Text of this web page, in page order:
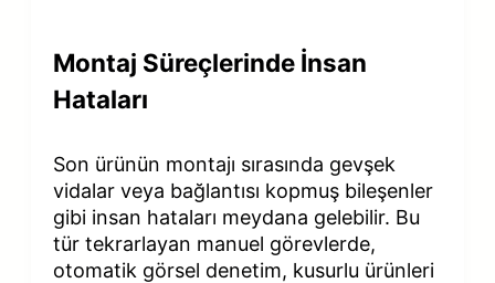
e
o
Montaj Süreçlerinde İnsan
Hataları
Son ürünün montajı sırasında gevşek
vidalar veya bağlantısı kopmuş bileşenler
gibi insan hataları meydana gelebilir. Bu
tür tekrarlayan manuel görevlerde,
otomatik görsel denetim, kusurlu ürünleri